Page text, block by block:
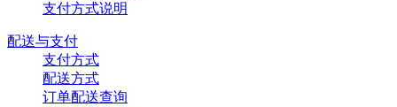
支付方式说明
配送与支付
支付方式
配送方式
订单配送查询